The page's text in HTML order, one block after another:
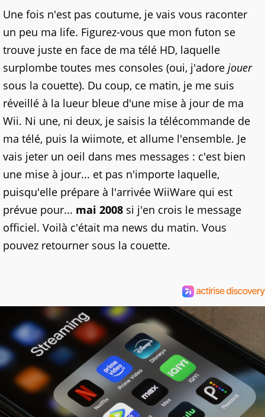
Une fois n'est pas coutume, je vais vous raconter
un peu ma life. Figurez-vous que mon futon se
trouve juste en face de ma télé HD, laquelle
surplombe toutes mes consoles (oui, j'adore jouer
sous la couette). Du coup, ce matin, je me suis
réveillé à la lueur bleue d'une mise à jour de ma
Wii. Ni une, ni deux, je saisis la télécommande de
ma télé, puis la wiimote, et allume l'ensemble. Je
vais jeter un oeil dans mes messages : c'est bien
une mise à jour... et pas n'importe laquelle,
puisqu'elle prépare à l'arrivée WiiWare qui est
prévue pour... mai 2008 si j'en crois le message
officiel. Voilà c'était ma news du matin. Vous
pouvez retourner sous la couette.